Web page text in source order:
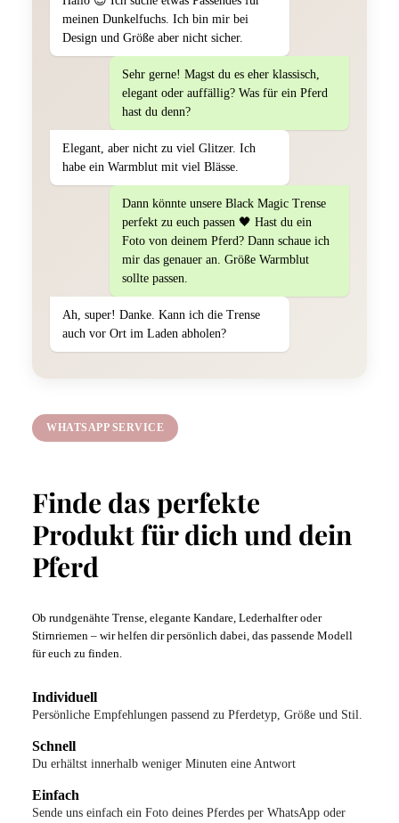
meinen Dunkelfuchs. Ich bin mir bei
Design und Größe aber nicht sicher.
Sehr gerne! Magst du es eher klassisch,
elegant oder auffällig? Was für ein Pferd
hast du denn?
Elegant, aber nicht zu viel Glitzer. Ich
habe ein Warmblut mit viel Blässe.
Dann könnte unsere Black Magic Trense
perfekt zu euch passen 🖤 Hast du ein
Foto von deinem Pferd? Dann schaue ich
mir das genauer an. Größe Warmblut
sollte passen.
Ah, super! Danke. Kann ich die Trense
auch vor Ort im Laden abholen?
WHATSAPP SERVICE
Finde das perfekte
Produkt für dich und dein
Pferd
Ob rundgenähte Trense, elegante Kandare, Lederhalfter oder
Stirnriemen – wir helfen dir persönlich dabei, das passende Modell
für euch zu finden.
Individuell
Persönliche Empfehlungen passend zu Pferdetyp, Größe und Stil.
Schnell
Du erhältst innerhalb weniger Minuten eine Antwort
Einfach
Sende uns einfach ein Foto deines Pferdes per WhatsApp oder